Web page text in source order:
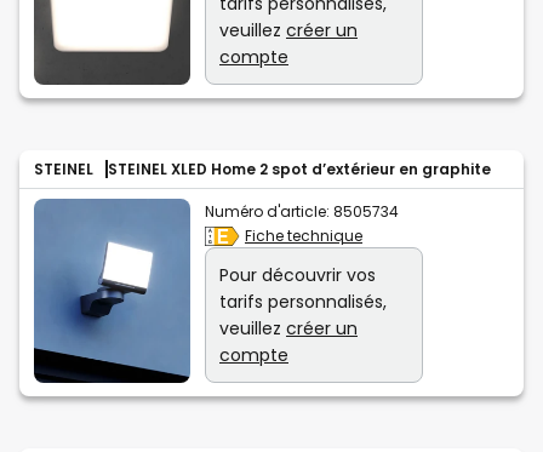
veuillez créer un
compte
STEINEL STEINEL XLED Home 2 spot d’extérieur en graphite
Numéro d'article: 8505734
Fiche technique
Pour découvrir vos
tarifs personnalisés,
veuillez créer un
compte